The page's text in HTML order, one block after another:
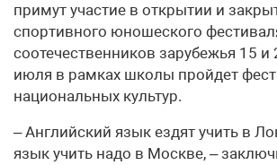
примут участие в открытии и
спортивного юношеского
соотечественников зарубежья 15
июля в рамках школы пройдет
национальных культур.
– Английский язык ездят учить в
язык учить надо в Москве, –